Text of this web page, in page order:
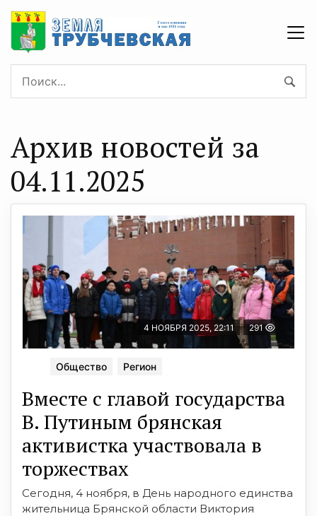
Архив новостей за
04.11.2025
4 НОЯБРЯ 2025, 22:11 291
Общество Регион
Вместе с главой государства
В. Путиным брянская
активистка участвовала в
торжествах
Сегодня, 4 ноября, в День народного единства
жительница Брянской области Виктория